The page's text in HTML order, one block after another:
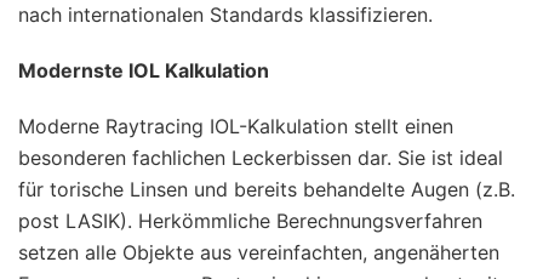
nach internationalen Standards klassifizieren.
Modernste IOL Kalkulation
Moderne Raytracing IOL-Kalkulation stellt einen
besonderen fachlichen Leckerbissen dar. Sie ist ideal
für torische Linsen und bereits behandelte Augen (z.B.
post LASIK). Herkömmliche Berechnungsverfahren
setzen alle Objekte aus vereinfachten, angenäherten